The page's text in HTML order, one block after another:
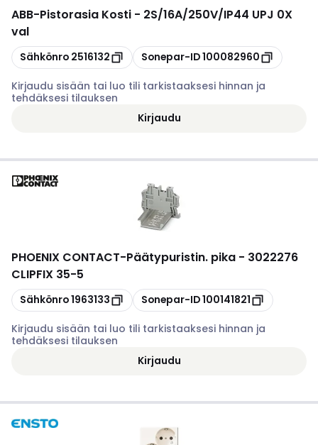
ABB-Pistorasia Kosti - 2S/16A/250V/IP44 UPJ 0X
val
Kopioi
Sähkönro 2516132 Kopioi
Sonepar-ID100082960
Kirjaudu sisään tai luo tili tarkistaaksesi hinnan ja
tehdäksesi tilauksen
Kirjaudu
PHOENIX CONTACT-Päätypuristin. pika - 3022276
CLIPFIX 35-5
Kopioi
Sähkönro1963133 Kopioi
Sonepar-ID100141821
Kirjaudu sisään tai luo tili tarkistaaksesi hinnan ja
tehdäksesi tilauksen
Kirjaudu